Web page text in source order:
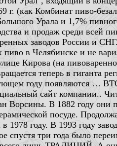
(как Комбинат пиво-
Урала и 1,7%
и продаж среди всей
заводов России и
пиво в Челябинске и не
Кирова (на
теперь в гиганта
году появляются …
сайт компании..
Ворсины. В 1882 году
посуде.
году. В 1993 году завод
спустя три года было